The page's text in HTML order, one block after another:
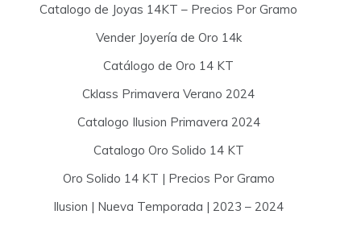
Catalogo de Joyas 14KT – Precios Por Gramo
Vender Joyería de Oro 14k
Catálogo de Oro 14 KT
Cklass Primavera Verano 2024
Catalogo Ilusion Primavera 2024
Catalogo Oro Solido 14 KT
Oro Solido 14 KT | Precios Por Gramo
Ilusion | Nueva Temporada | 2023 – 2024